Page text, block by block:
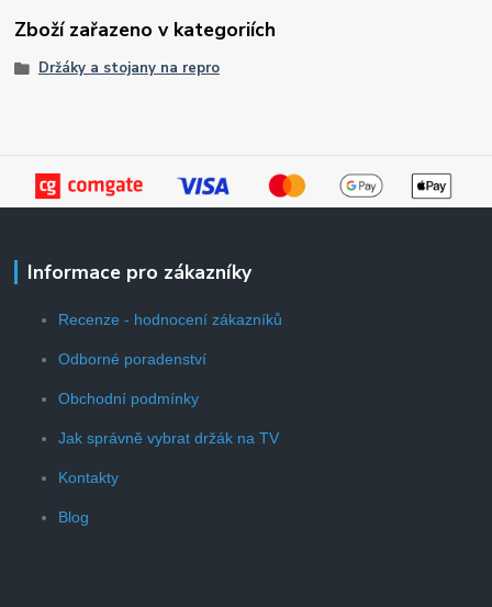
Zboží zařazeno v kategoriích
Držáky a stojany na repro
Informace pro zákazníky
Recenze - hodnocení zákazníků
Odborné poradenství
Obchodní podmínky
Jak správně vybrat držák na TV
Kontakty
Blog